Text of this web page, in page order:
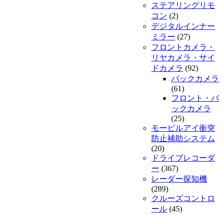
ステアリングリモ
コン (2)
デジタルインナー
ミラー (27)
フロントカメラ・
リヤカメラ・サイ
ドカメラ (92)
バックカメラ
(61)
フロント・バ
ックカメラ
(25)
モービルアイ衝突
防止補助システム
(20)
ドライブレコーダ
ー (367)
レーダー探知機
(289)
クルーズコントロ
ール (45)